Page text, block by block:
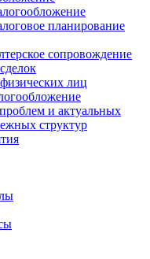
планирование
сопровождение
лиц
и актуальных
структур